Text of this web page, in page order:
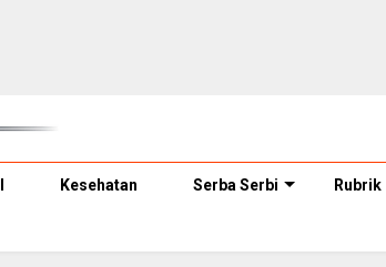
Kesehatan Serba Serbi Rubrik